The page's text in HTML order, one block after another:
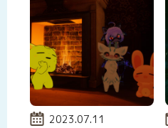
投稿日:
2023.07.11